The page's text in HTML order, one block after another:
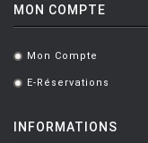
MON COMPTE
. Mon Compte
. E-Réservations
INFORMATIONS